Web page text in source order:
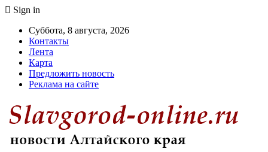
Sign in
Суббота, 8 августа, 2026
Контакты
Лента
Карта
Предложить новость
Реклама на сайте